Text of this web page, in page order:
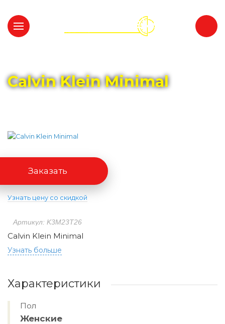
Calvin Klein Minimal
Артикул: K3M23T26
Calvin Klein Minimal
Узнать больше
Заказать
Узнать цену со скидкой
Характеристики
Пол
Женские